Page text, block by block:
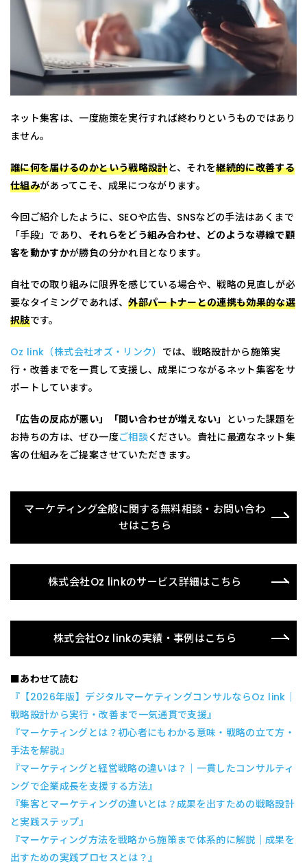
ネット集客は、一度施策を実行すれば終わりというものではあり
ません。
誰に何を届けるのかという戦略設計と、それを継続的に改善する
仕組みがあってこそ、成果につながります。
今回ご紹介したように、SEOや広告、SNSなどの手法はあくまで
「手段」であり、 それらをどう組み合わせ、どのような導線で顧
客を動かすかが勝負の分かれ目となります。
自社での取り組みに限界を感じている場合や、戦略の見直しが必
要なタイミングであれば、外部パートナーとの連携も効果的な選
択肢です。
Oz link（株式会社オズ・リンク） では、戦略設計から施策実
行・改善までを一貫して支援し、成果につながるネット集客をサ
ポートしています。
「広告の反応が悪い」「問い合わせが増えない」 といった課題を
お持ちの方は、ぜひ一度ご相談ください。貴社に最適なネット集
客の仕組みをご提案させていただきます。
マーケティング全般に関する無料相談・お問い合わ
せはこちら
株式会社Oz linkのサービス詳細はこちら
株式会社Oz linkの実績・事例はこちら
■あわせて読む
『【2026年版】デジタルマーケティングコンサルならOz link｜
戦略設計から実行・改善まで一気通貫で支援』
『マーケティングとは？初心者にもわかる意味・戦略の立て方・
手法を解説』
『マーケティングと経営戦略の違いは？｜一貫したコンサルティ
ングで企業成長を支援する方法』
『集客とマーケティングの違いとは？成果を出すための戦略設計
と実践ステップ』
『マーケティング方法を戦略から施策まで体系的に解説｜成果を
出すための実践プロセスとは？』